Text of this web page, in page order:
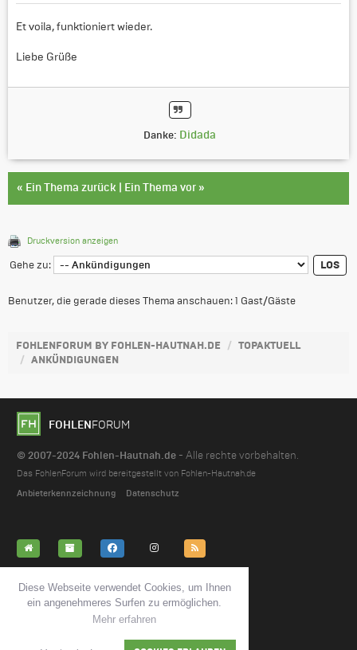
Diese Webseite verwendet Cookies, um Ihnen
ein angenehmeres Surfen zu ermöglichen.
Mehr erfahren
Et voila, funktioniert wieder.
Liebe Grüße
Danke: Didada
« Ein Thema zurück Ein Thema vor »
Druckversion anzeigen
Gehe zu:
Benutzer, die gerade dieses Thema anschauen: 1 Gast/Gäste
FOHLENFORUM BY FOHLEN-HAUTNAH.DE
TOPAKTUELL
ANKÜNDIGUNGEN
FOHLEN FORUM
© 2007-2024 Fohlen-Hautnah.de - Alle rechte vorbehalten.
Das FohlenForum wird bereitgestellt von Fohlen-Hautnah.de
Anbieterkennzeichnung Datenschutz
ALLE FOREN ALS GELESEN MARKIEREN
KONTAKT FOREN-TEAM